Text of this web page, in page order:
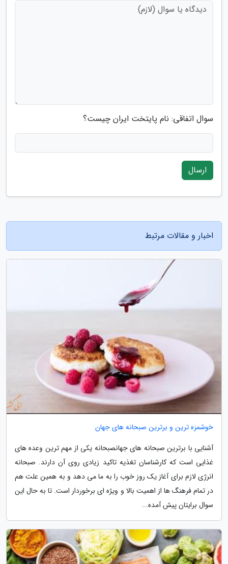
سوال اتفاقی: نام پایتخت ایران چیست؟
ارسال
اخبار و مقالات مرتبط
خوشمزه ترین و برترین صبحانه های جهان
آشنایی با برترین صبحانه های جهانصبحانه یکی از مهم ترین وعده های
غذایی است که کارشناسان تغذیه تاکید زیادی روی آن دارند. صبحانه
انرژی لازم برای آغاز یک روز خوب را به ما می دهد و به همین علت هم
در تمام فرهنگ ها از اهمیت بالا و ویژه ای برخوردار است. تا به حال این
سوال برایتان پیش آمده...